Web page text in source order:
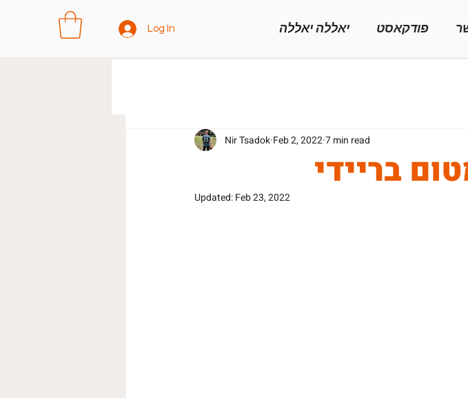
בלוג Log In פודקאסט יאללה יאללה
בריידי
Nir Tsadok Feb 2, 20227 min read
Updated:Feb 23, 2022